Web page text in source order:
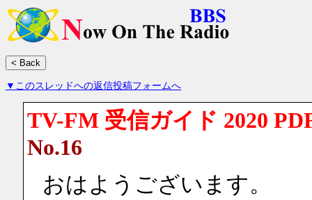
▼このスレッドへの返信投稿フォームへ
TV-FM 受信ガイド 2020
No.16
おはようございます。